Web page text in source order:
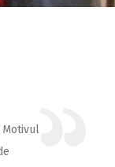
Motivul